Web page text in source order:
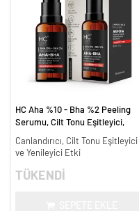
HC Aha %10 - Bha %2 Peeling
Serumu, Cilt Tonu Eşitleyici,
Canlandırıcı, Cilt Tonu Eşitleyici
ve Yenileyici Etki
TÜKENDİ